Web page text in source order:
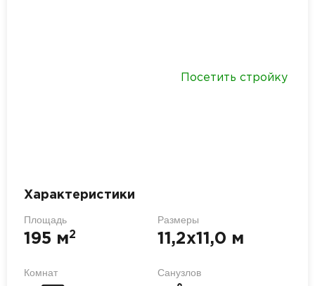
Посетить стройку
Характеристики
Площадь
195 м2
Размеры
11,2х11,0 м
Комнат Санузлов